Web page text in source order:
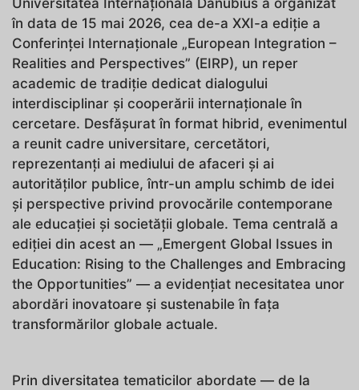
în data de 15 mai 2026, cea de-a XXI-a ediție a
Conferinței Internaționale „European Integration –
Realities and Perspectives” (EIRP), un reper
academic de tradiție dedicat dialogului
interdisciplinar și cooperării internaționale în
cercetare. Desfășurat în format hibrid, evenimentul
a reunit cadre universitare, cercetători,
reprezentanți ai mediului de afaceri și ai
autorităților publice, într-un amplu schimb de idei
și perspective privind provocările contemporane
ale educației și societății globale. Tema centrală a
ediției din acest an — „Emergent Global Issues in
Education: Rising to the Challenges and Embracing
the Opportunities” — a evidențiat necesitatea unor
abordări inovatoare și sustenabile în fața
transformărilor globale actuale.
Prin diversitatea tematicilor abordate — de la